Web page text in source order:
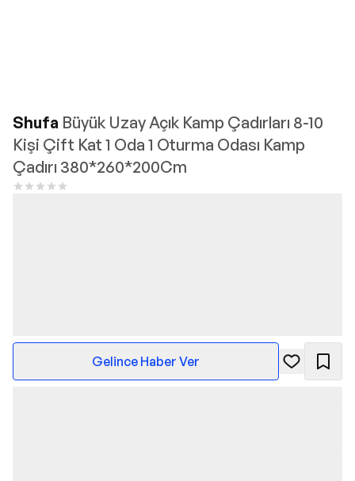
Shufa Büyük Uzay Açık Kamp Çadırları 8-10
Kişi Çift Kat 1 Oda 1 Oturma Odası Kamp
Çadırı 380*260*200Cm
Gelince Haber Ver